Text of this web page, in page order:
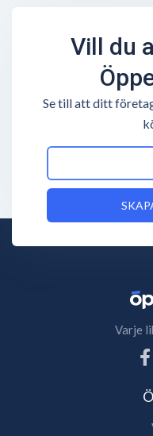
Vill du
Se till att ditt
Varje